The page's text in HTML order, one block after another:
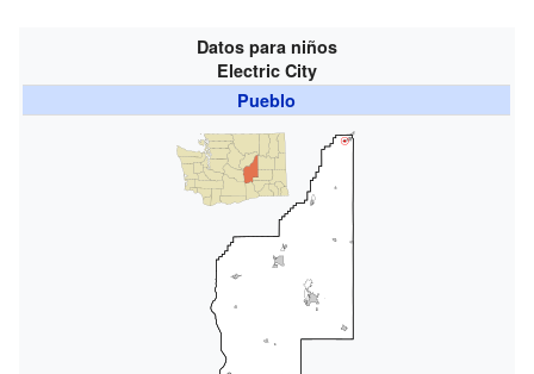
Datos para niños
Electric City
Pueblo